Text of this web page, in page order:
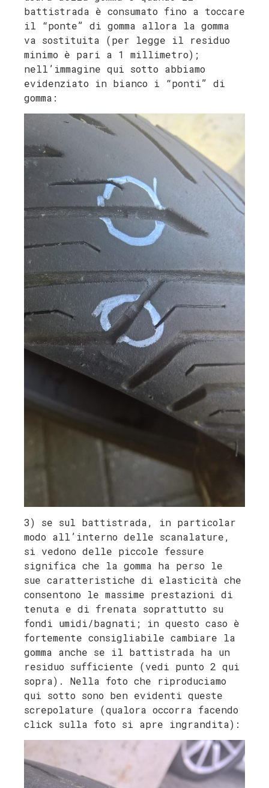
battistrada è consumato fino a toccare
il “ponte” di gomma allora la gomma
va sostituita (per legge il residuo
minimo è pari a 1 millimetro);
nell’immagine qui sotto abbiamo
evidenziato in bianco i “ponti” di
gomma:
3) se sul battistrada, in particolar
modo all’interno delle scanalature,
si vedono delle piccole fessure
significa che la gomma ha perso le
sue caratteristiche di elasticità che
consentono le massime prestazioni di
tenuta e di frenata soprattutto su
fondi umidi/bagnati; in questo caso è
fortemente consigliabile cambiare la
gomma anche se il battistrada ha un
residuo sufficiente (vedi punto 2 qui
sopra). Nella foto che riproduciamo
qui sotto sono ben evidenti queste
screpolature (qualora occorra facendo
click sulla foto si apre ingrandita):